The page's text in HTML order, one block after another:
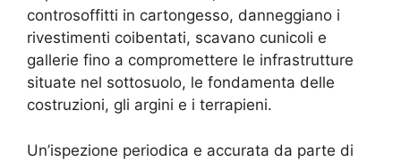
controsoffitti in cartongesso, danneggiano i
rivestimenti coibentati, scavano cunicoli e
gallerie fino a compromettere le infrastrutture
situate nel sottosuolo, le fondamenta delle
costruzioni, gli argini e i terrapieni.
Un’ispezione periodica e accurata da parte di